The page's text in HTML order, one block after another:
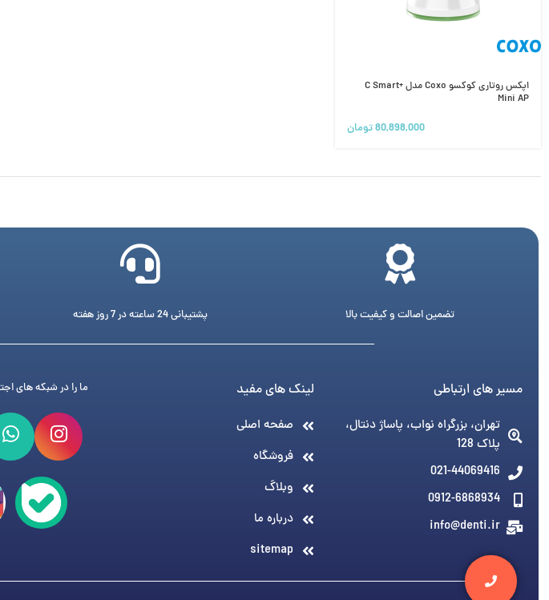
اپکس روتاری کوکسو Coxo مدل +C Smart
Mini AP
80,898,000تومان
تضمین اصالت و کیفیت بالا پشتیبانی 24 ساعته در 7 روز هفته
مسیر های ارتباطی
تهران، بزرگراه نواب، پاساژ دنتال،
پلاک 128
021-44069416
0912-6868934
info@denti.ir
لینک های مفید
صفحه اصلی
فروشگاه
وبلاگ
درباره ما
sitemap
ما را در شبکه های